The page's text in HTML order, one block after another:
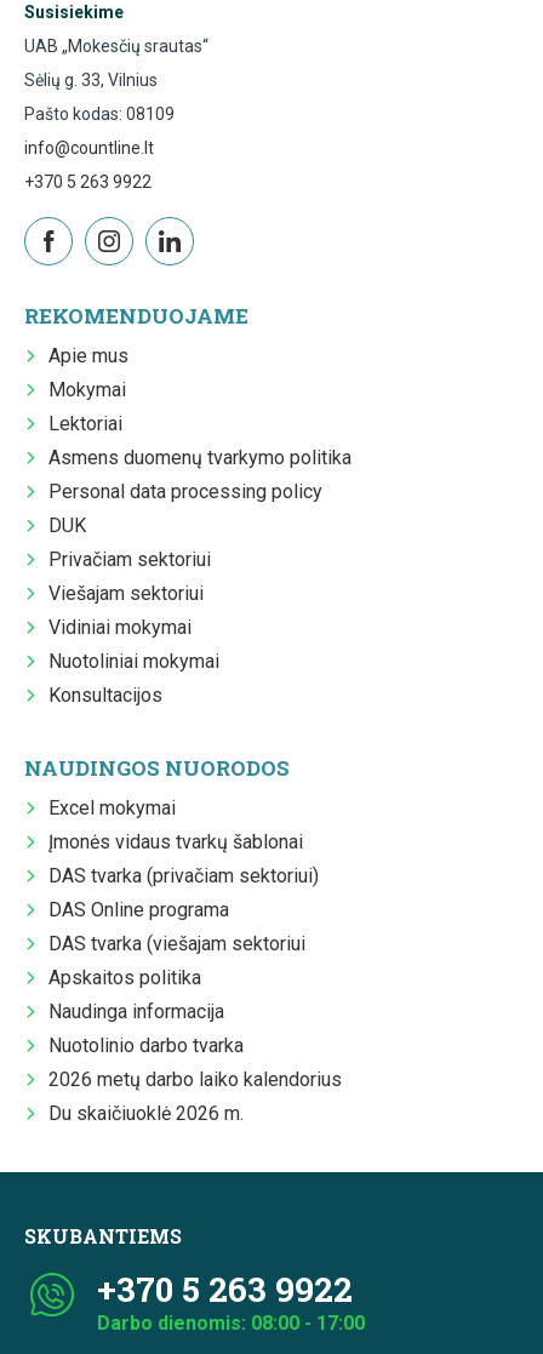
Susisiekime
UAB „Mokesčių srautas“
Sėlių g. 33, Vilnius
Pašto kodas: 08109
info@countline.lt
+370 5 263 9922
REKOMENDUOJAME
Apie mus
Mokymai
Lektoriai
Asmens duomenų tvarkymo politika
Personal data processing policy
DUK
Privačiam sektoriui
Viešajam sektoriui
Vidiniai mokymai
Nuotoliniai mokymai
Konsultacijos
NAUDINGOS NUORODOS
Excel mokymai
Įmonės vidaus tvarkų šablonai
DAS tvarka (privačiam sektoriui)
DAS Online programa
DAS tvarka (viešajam sektoriui
Apskaitos politika
Naudinga informacija
Nuotolinio darbo tvarka
2026 metų darbo laiko kalendorius
Du skaičiuoklė 2026 m.
SKUBANTIEMS
+370 5 263 9922
Darbo dienomis: 08:00 - 17:00